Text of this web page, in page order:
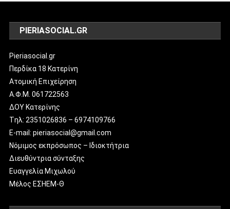
PIERIASOCIAL.GR
Pieriasocial.gr
Περδίκα 18 Κατερίνη
Ατομική Επιχείρηση
Α.Φ.Μ. 061722563
ΔΟΥ Κατερίνης
Tηλ: 2351026836 – 6974109766
E-mail: pieriasocial@gmail.com
Νόμιμος εκπρόσωπος – Ιδιοκτήτρια
Διευθύντρια σύνταξης
Ευαγγελία Μιχωλού
Μέλος ΕΣΗΕΜ-Θ